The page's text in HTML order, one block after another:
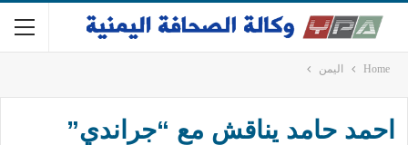
Home اليمن
احمد حامد يناقش مع “جراندي”